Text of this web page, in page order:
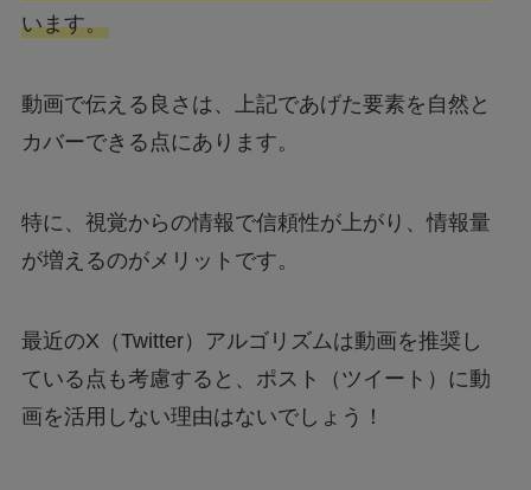
います。
動画で伝える良さは、上記であげた要素を自然と
カバーできる点にあります。
特に、視覚からの情報で信頼性が上がり、情報量
が増えるのがメリットです。
最近のX（Twitter）アルゴリズムは動画を推奨し
ている点も考慮すると、ポスト（ツイート）に動
画を活用しない理由はないでしょう！